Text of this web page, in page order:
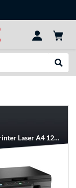
Brother DCP-L2627DWE Multifunktionsprinter Laser A4 1200 x 1200 dpi 32 sider pr. minut Wi-Fi